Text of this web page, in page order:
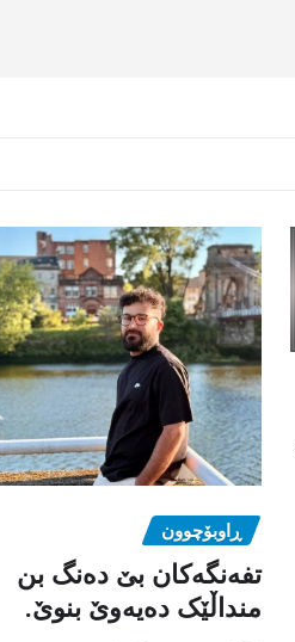
ڕاوبۆچوون
تفەنگەکان بێ دەنگ بن
منداڵێک دەیەوێ بنوێ.